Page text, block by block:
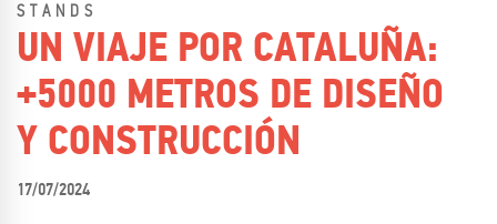
STANDS
UN VIAJE POR CATALUÑA:
+5000 METROS DE DISEÑO
Y CONSTRUCCIÓN
17/07/2024